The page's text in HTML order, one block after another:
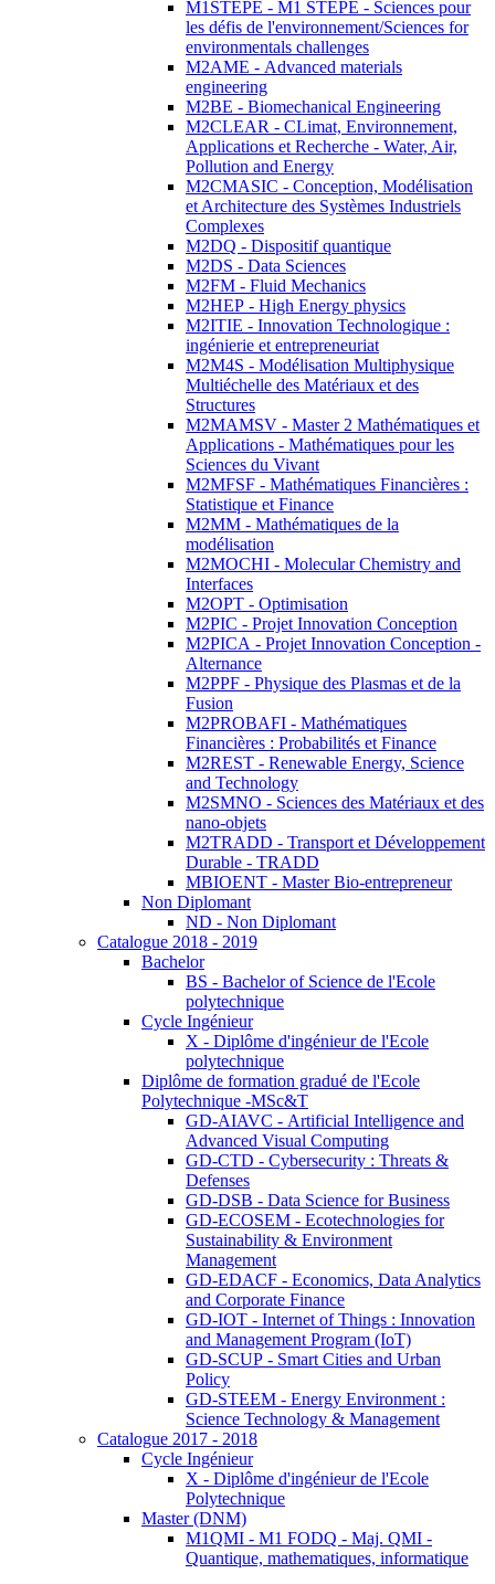
M1STEPE - M1 STEPE - Sciences pour
les défis de l'environnement/Sciences for
environmentals challenges
M2AME - Advanced materials
engineering
M2BE - Biomechanical Engineering
M2CLEAR - CLimat, Environnement,
Applications et Recherche - Water, Air,
Pollution and Energy
M2CMASIC - Conception, Modélisation
et Architecture des Systèmes Industriels
Complexes
M2DQ - Dispositif quantique
M2DS - Data Sciences
M2FM - Fluid Mechanics
M2HEP - High Energy physics
M2ITIE - Innovation Technologique :
ingénierie et entrepreneuriat
M2M4S - Modélisation Multiphysique
Multiéchelle des Matériaux et des
Structures
M2MAMSV - Master 2 Mathématiques et
Applications - Mathématiques pour les
Sciences du Vivant
M2MFSF - Mathématiques Financières :
Statistique et Finance
M2MM - Mathématiques de la
modélisation
M2MOCHI - Molecular Chemistry and
Interfaces
M2OPT - Optimisation
M2PIC - Projet Innovation Conception
M2PICA - Projet Innovation Conception -
Alternance
M2PPF - Physique des Plasmas et de la
Fusion
M2PROBAFI - Mathématiques
Financières : Probabilités et Finance
M2REST - Renewable Energy, Science
and Technology
M2SMNO - Sciences des Matériaux et des
nano-objets
M2TRADD - Transport et Développement
Durable - TRADD
MBIOENT - Master Bio-entrepreneur
Non Diplomant
ND - Non Diplomant
Catalogue 2018 - 2019
Bachelor
BS - Bachelor of Science de l'Ecole
polytechnique
Cycle Ingénieur
X - Diplôme d'ingénieur de l'Ecole
polytechnique
Diplôme de formation gradué de l'Ecole
Polytechnique -MSc&T
GD-AIAVC - Artificial Intelligence and
Advanced Visual Computing
GD-CTD - Cybersecurity : Threats &
Defenses
GD-DSB - Data Science for Business
GD-ECOSEM - Ecotechnologies for
Sustainability & Environment
Management
GD-EDACF - Economics, Data Analytics
and Corporate Finance
GD-IOT - Internet of Things : Innovation
and Management Program (IoT)
GD-SCUP - Smart Cities and Urban
Policy
GD-STEEM - Energy Environment :
Science Technology & Management
Catalogue 2017 - 2018
Cycle Ingénieur
X - Diplôme d'ingénieur de l'Ecole
Polytechnique
Master (DNM)
M1QMI - M1 FODQ - Maj. QMI -
Quantique, mathematiques, informatique